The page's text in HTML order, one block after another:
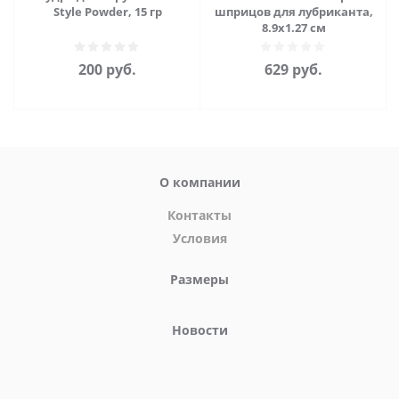
Style Powder, 15 гр
200 руб.
шприцов для лубриканта,
8.9х1.27 см
629 руб.
О компании
Контакты
Условия
Размеры
Новости